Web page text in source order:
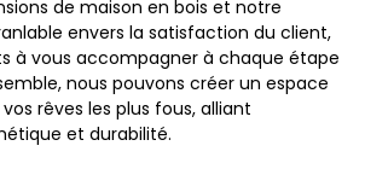
de maison en bois et notre
envers la satisfaction du client,
à vous accompagner à chaque étape
nous pouvons créer un espace
rêves les plus fous, alliant
et durabilité.